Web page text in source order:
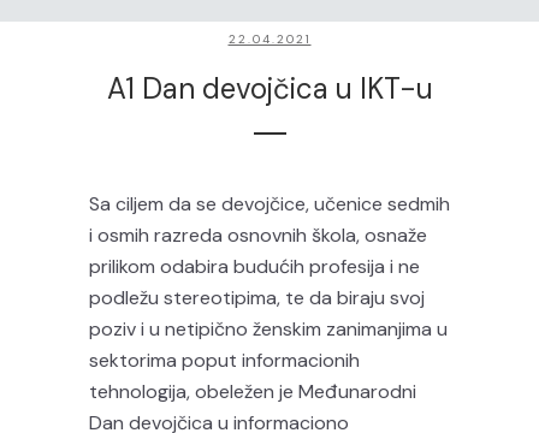
22.04.2021
A1 Dan devojčica u IKT-u
Sa ciljem da se devojčice, učenice sedmih
i osmih razreda osnovnih škola, osnaže
prilikom odabira budućih profesija i ne
podležu stereotipima, te da biraju svoj
poziv i u netipično ženskim zanimanjima u
sektorima poput informacionih
tehnologija, obeležen je Međunarodni
Dan devojčica u informaciono